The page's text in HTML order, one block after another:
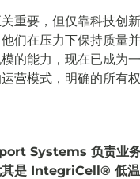
重要，但仅靠科技创
们在压力下保持质量
的能力，现在已成为
营模式，明确的所有
Systems 负责业务
其是 IntegriCell® 低温